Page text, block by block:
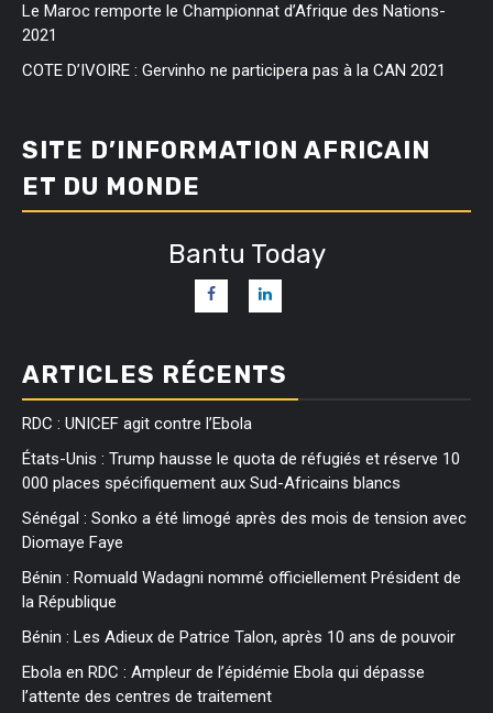
Le Maroc remporte le Championnat d’Afrique des Nations-
2021
COTE D’IVOIRE : Gervinho ne participera pas à la CAN 2021
SITE D’INFORMATION AFRICAIN
ET DU MONDE
Bantu Today
ARTICLES RÉCENTS
RDC : UNICEF agit contre l’Ebola
États-Unis : Trump hausse le quota de réfugiés et réserve 10
000 places spécifiquement aux Sud-Africains blancs
Sénégal : Sonko a été limogé après des mois de tension avec
Diomaye Faye
Bénin : Romuald Wadagni nommé officiellement Président de
la République
Bénin : Les Adieux de Patrice Talon, après 10 ans de pouvoir
Ebola en RDC : Ampleur de l’épidémie Ebola qui dépasse
l’attente des centres de traitement